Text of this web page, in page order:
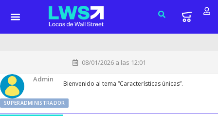
08/01/2026 a las 12:01
Admin
SUPERADMINISTRADOR
Bienvenido al tema “Características únicas”.